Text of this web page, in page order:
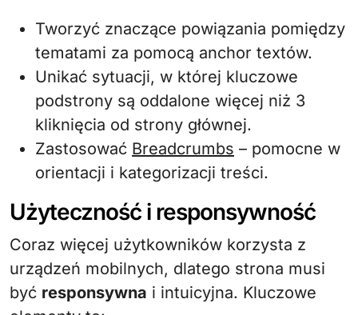
Tworzyć znaczące powiązania pomiędzy
tematami za pomocą anchor textów.
Unikać sytuacji, w której kluczowe
podstrony są oddalone więcej niż 3
kliknięcia od strony głównej.
Zastosować Breadcrumbs – pomocne w
orientacji i kategorizacji treści.
Użyteczność i responsywność
Coraz więcej użytkowników korzysta z
urządzeń mobilnych, dlatego strona musi
być responsywna i intuicyjna. Kluczowe